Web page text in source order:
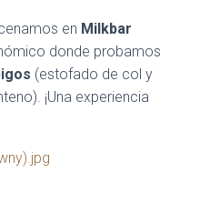
en Milkbar
donde probamos
(estofado de col y
¡Una experiencia